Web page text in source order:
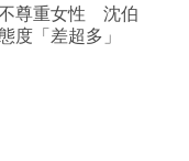
尊重女性 沈伯
度「差超多」